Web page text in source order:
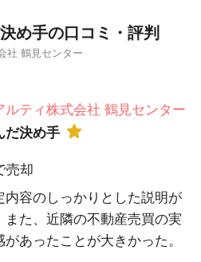
め手の口コミ・評判
社 鶴見センター
ルティ株式会社 鶴見センター
だ決め手
売却
内容のしっかりとした説明が
た、近隣の不動産売買の実
あったことが大きかった。